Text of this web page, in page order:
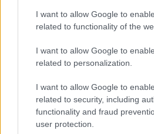
I want to allow Google to
related to functionality of the
I want to allow Google to
related to personalization.
I want to allow Google to
related to security, including
functionality and fraud
user protection.
za štipendije."
izvajajo mladi, spodbujajo
družbenih skupin in institucij.
ustvarjabolj povezano
solidarna, kar je mogoče